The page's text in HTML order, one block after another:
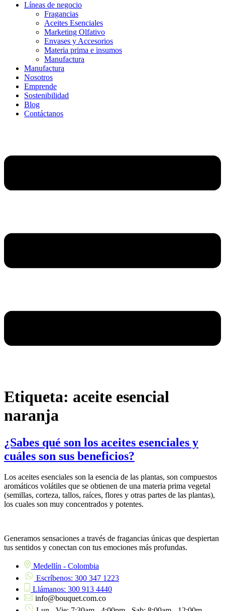
Líneas de negocio
Fragancias
Aceites Esenciales
Marketing Olfativo
Envases y Accesorios
Materia prima e insumos
Manufactura
Manufactura
Nosotros
Emprende
Sostenibilidad
Blog
Contáctanos
Etiqueta: aceite esencial
naranja
¿Sabes qué son los aceites esenciales y
cuáles son sus beneficios?
Los aceites esenciales son la esencia de las plantas, son compuestos
aromáticos volátiles que se obtienen de una materia prima vegetal
(semillas, corteza, tallos, raíces, flores y otras partes de las plantas),
los cuales son muy concentrados y potentes.
Generamos sensaciones a través de fragancias únicas que despiertan
tus sentidos y conectan con tus emociones más profundas.
Medellín - Colombia
Escríbenos: 300 347 1223
Llámanos: 300 913 4440
info@bouquet.com.co